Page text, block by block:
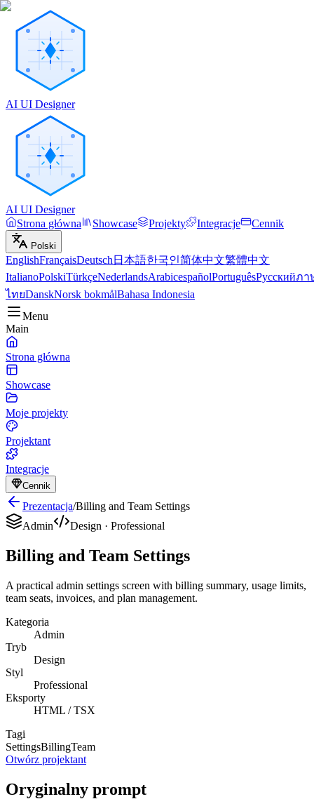
AI UI Designer
AI UI Designer
Strona główna
Showcase Projekty Integracje Cennik
Polski
EnglishFrançaisDeutsch 日本語한국인简体中文繁體中文
ItalianoPolskiTürkçeNederlandsArabicespañolPortuguêsРусскийภา
ไทยDanskNorsk bokmålBahasa Indonesia
Menu
Main
Strona główna
Showcase
Moje projekty
Projektant
Integracje
Cennik
Prezentacja/Billing and Team Settings
Admin
Design · Professional
Billing and Team Settings
A practical admin settings screen with billing summary, usage limits,
team seats, invoices, and plan management.
Kategoria
Admin
Tryb
Design
Styl
Professional
Eksporty
HTML / TSX
Tagi
SettingsBillingTeam
Otwórz projektant
Oryginalny prompt